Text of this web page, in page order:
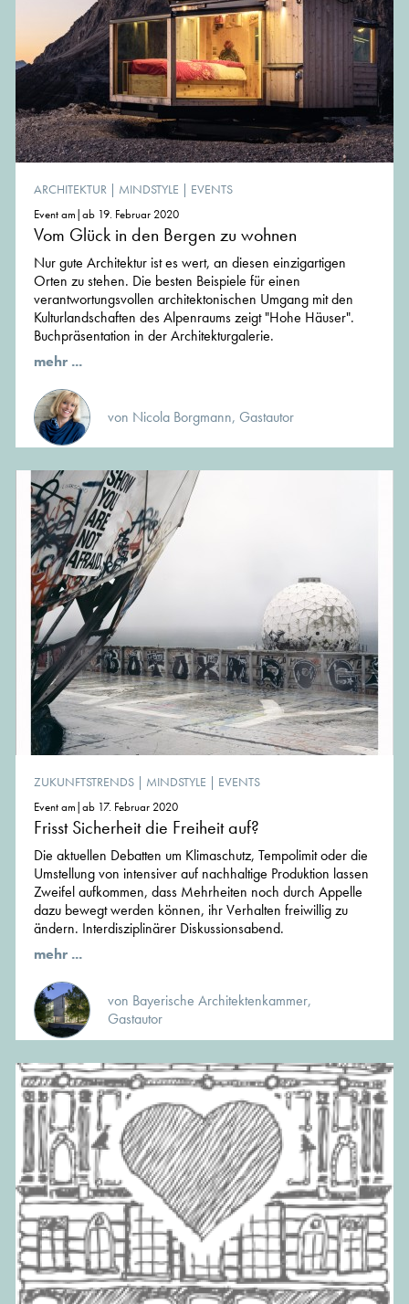
ARCHITEKTUR | MINDSTYLE | EVENTS
Event am|ab 19. Februar 2020
Vom Glück in den Bergen zu wohnen
Nur gute Architektur ist es wert, an diesen einzigartigen
Orten zu stehen. Die besten Beispiele für einen
verantwortungsvollen architektonischen Umgang mit den
Kulturlandschaften des Alpenraums zeigt "Hohe Häuser".
Buchpräsentation in der Architekturgalerie.
mehr ...
von Nicola Borgmann, Gastautor
ZUKUNFTSTRENDS | MINDSTYLE | EVENTS
Event am|ab 17. Februar 2020
Frisst Sicherheit die Freiheit auf?
Die aktuellen Debatten um Klimaschutz, Tempolimit oder die
Umstellung von intensiver auf nachhaltige Produktion lassen
Zweifel aufkommen, dass Mehrheiten noch durch Appelle
dazu bewegt werden können, ihr Verhalten freiwillig zu
ändern. Interdisziplinärer Diskussionsabend.
mehr ...
von Bayerische Architektenkammer,
Gastautor